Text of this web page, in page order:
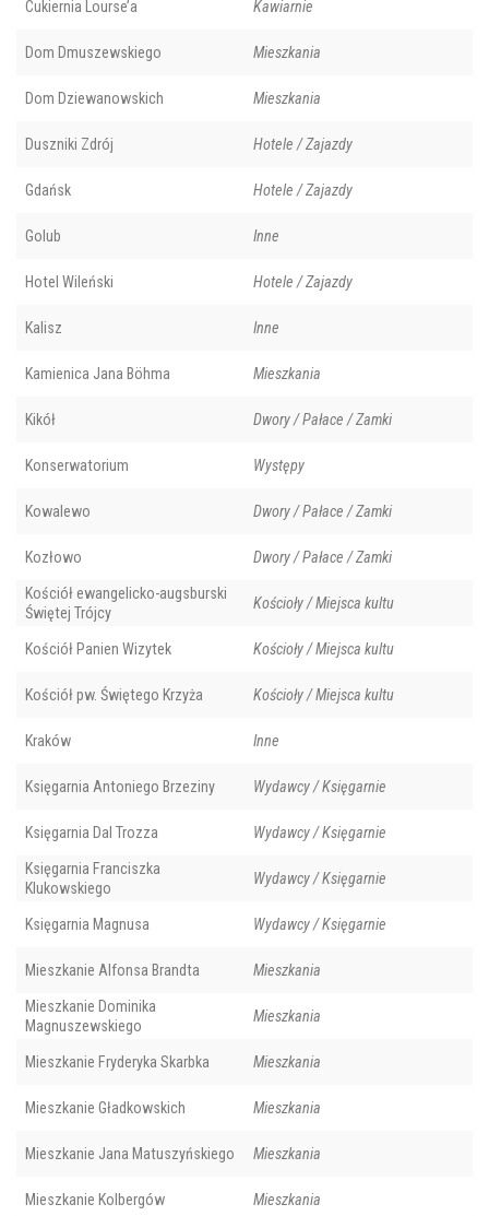
Cukiernia Lourse’a Kawiarnie
Dom Dmuszewskiego Mieszkania
Dom Dziewanowskich Mieszkania
Duszniki Zdrój Hotele / Zajazdy
Gdańsk Hotele / Zajazdy
Golub Inne
Hotel Wileński Hotele / Zajazdy
Kalisz Inne
Kamienica Jana Böhma Mieszkania
Kikół Dwory / Pałace / Zamki
Konserwatorium Występy
Kowalewo Dwory / Pałace / Zamki
Kozłowo Dwory / Pałace / Zamki
Kościół ewangelicko-augsburski
Świętej Trójcy
Kościoły / Miejsca kultu
Kościół Panien Wizytek Kościoły / Miejsca kultu
Kościół pw. Świętego Krzyża Kościoły / Miejsca kultu
Kraków Inne
Księgarnia Antoniego Brzeziny Wydawcy / Księgarnie
Księgarnia Dal Trozza Wydawcy / Księgarnie
Księgarnia Franciszka
Klukowskiego
Wydawcy / Księgarnie
Księgarnia Magnusa Wydawcy / Księgarnie
Mieszkanie Alfonsa Brandta Mieszkania
Mieszkanie Dominika
Magnuszewskiego
Mieszkania
Mieszkanie Fryderyka Skarbka Mieszkania
Mieszkanie Gładkowskich Mieszkania
Mieszkanie Jana Matuszyńskiego Mieszkania
Mieszkanie Kolbergów Mieszkania